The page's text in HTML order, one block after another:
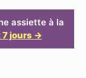
assiette à la
7 jours →